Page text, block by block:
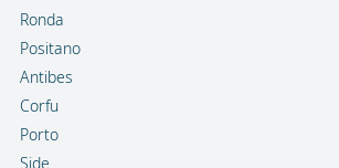
Ronda
Positano
Antibes
Corfu
Porto
Side